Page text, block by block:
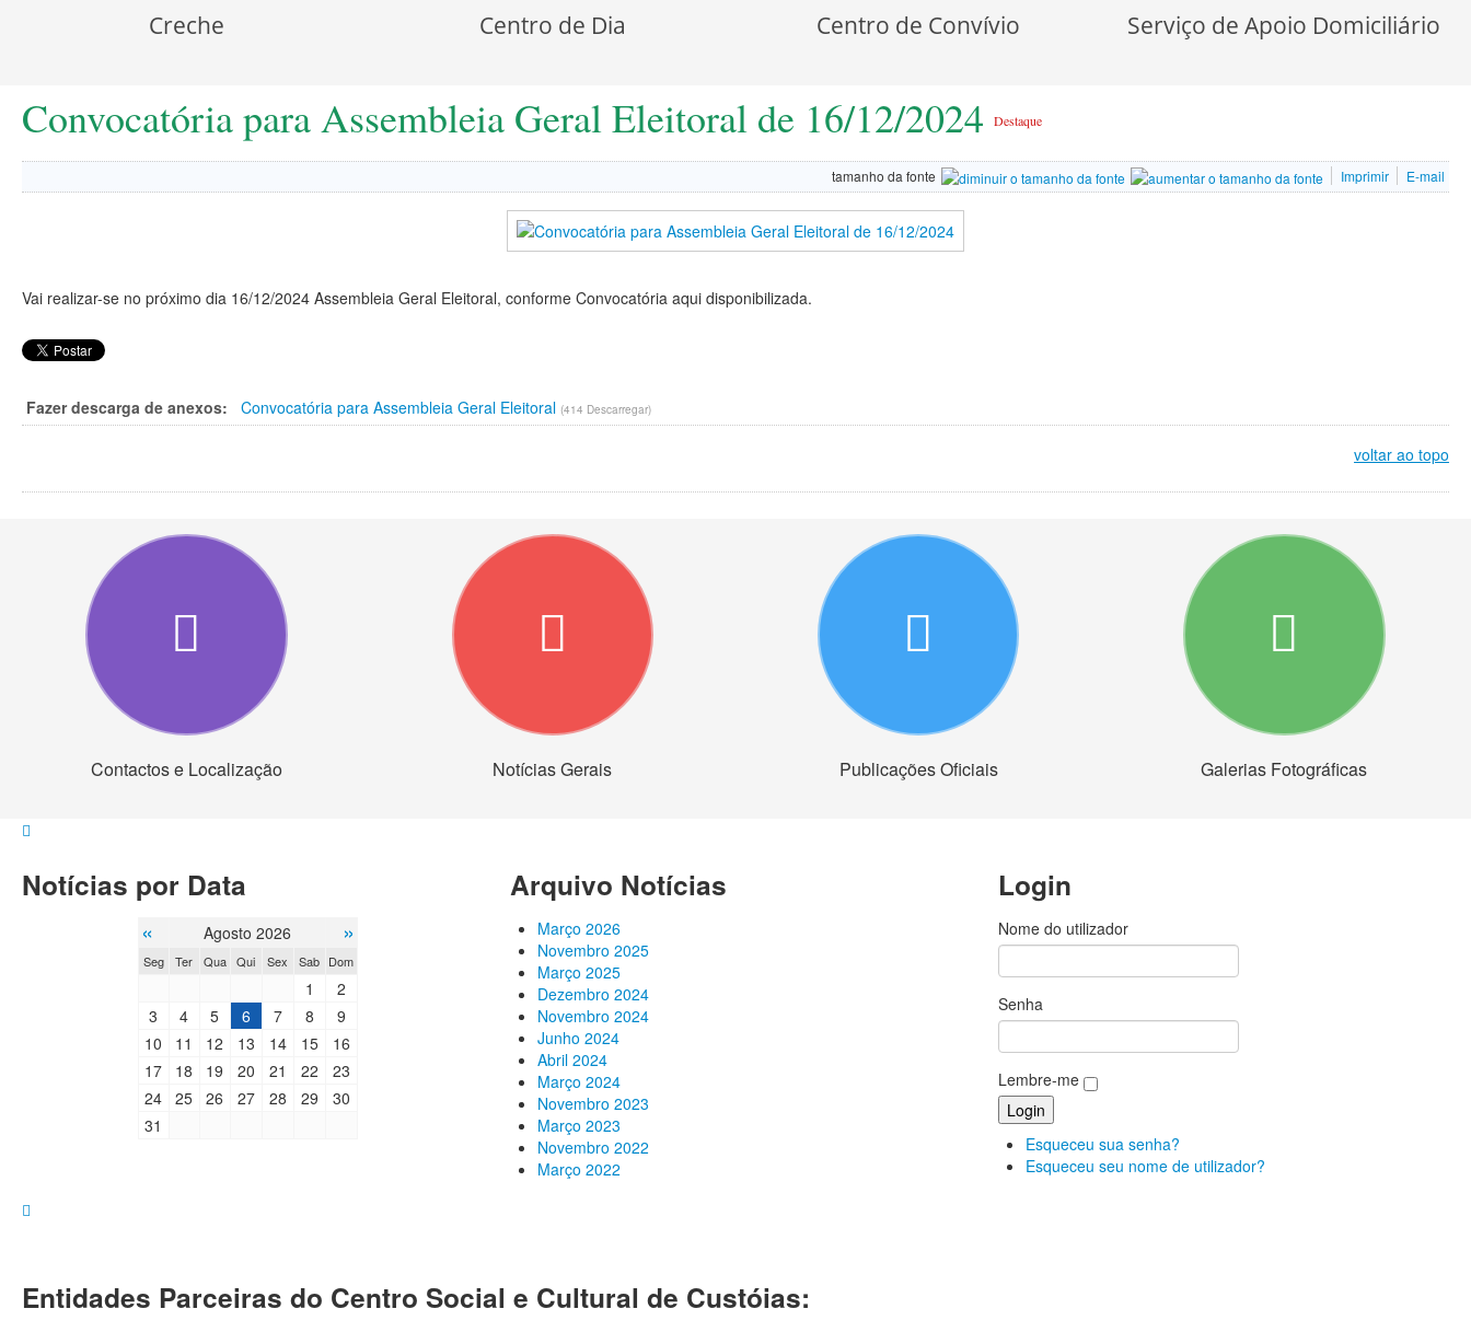
Creche Centro de Dia Centro de Convívio Serviço de Apoio Domiciliário
Convocatória para Assembleia Geral Eleitoral de 16/12/2024 Destaque
tamanho da fonte Imprimir E-mail
Vai realizar-se no próximo dia 16/12/2024 Assembleia Geral Eleitoral, conforme Convocatória aqui disponibilizada.
Fazer descarga de anexos: Convocatória para Assembleia Geral Eleitoral (414 Descarregar)
voltar ao topo
Contactos e Localização Notícias Gerais Publicações Oficiais Galerias Fotográficas
Notícias por Data
« Agosto 2026 »
Seg Ter Qua Qui Sex Sab Dom
1
2
3
4 5 6 7 8
9
10
11 12 13 14 15
16
17
18 19 20 21 22
23
24
25 26 27 28 29
30
31
Arquivo Notícias
Março 2026
Novembro 2025
Março 2025
Dezembro 2024
Novembro 2024
Junho 2024
Abril 2024
Março 2024
Novembro 2023
Março 2023
Novembro 2022
Março 2022
Login
Nome do utilizador
Senha
Lembre-me
Esqueceu sua senha?
Esqueceu seu nome de utilizador?
Entidades Parceiras do Centro Social e Cultural de Custóias: